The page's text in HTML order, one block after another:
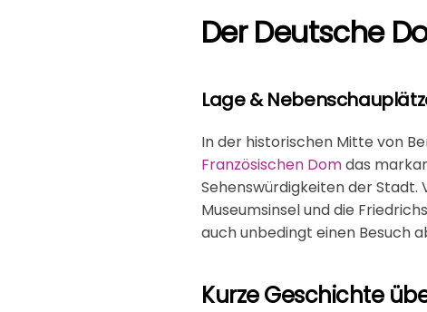
Der Deutsche
Lage &
In der historischen Mitte von
Französischen Domdas
Sehenswürdigkeiten der Stadt.
Museumsinsel und die
auch unbedingt einen Besuch
Kurze Geschichte